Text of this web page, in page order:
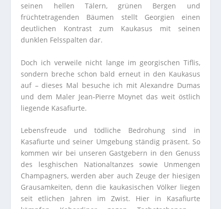
seinen hellen Tälern, grünen Bergen und
früchtetragenden Bäumen stellt Georgien einen
deutlichen Kontrast zum Kaukasus mit seinen
dunklen Felsspalten dar.
Doch ich verweile nicht lange im georgischen Tiflis,
sondern breche schon bald erneut in den Kaukasus
auf – dieses Mal besuche ich mit Alexandre Dumas
und dem Maler Jean-Pierre Moynet das weit östlich
liegende Kasafiurte.
Lebensfreude und tödliche Bedrohung sind in
Kasafiurte und seiner Umgebung ständig präsent. So
kommen wir bei unseren Gastgebern in den Genuss
des lesghischen Nationaltanzes sowie Unmengen
Champagners, werden aber auch Zeuge der hiesigen
Grausamkeiten, denn die kaukasischen Völker liegen
seit etlichen Jahren im Zwist. Hier in Kasafiurte